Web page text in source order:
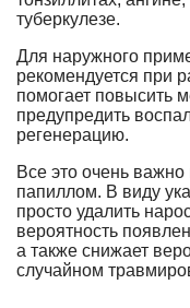
туберкулезе.
Для наружного
рекомендуется при
помогает повысить
предупредить
регенерацию.
Все это очень
папиллом. В виду
просто удалить
вероятность
а также снижает
случайном